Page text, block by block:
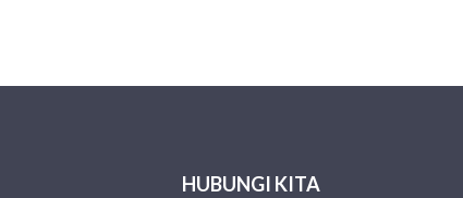
HUBUNGI KITA